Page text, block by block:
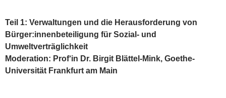
Teil 1: Verwaltungen und die Herausforderung von
Bürger:innenbeteiligung für Sozial- und
Umweltverträglichkeit
Moderation: Prof‘in Dr. Birgit Blättel-Mink, Goethe-
Universität Frankfurt am Main